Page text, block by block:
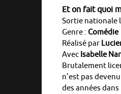
Et on fait quoi
Sortie nationale
Genre : Comédie
Réalisé par
Avec Isabelle
Brutalement
n’est pas
des années